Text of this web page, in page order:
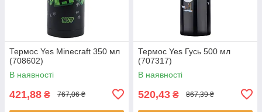
Термос Yes Minecraft 350 мл
(708602)
В наявності
421,88 ₴ 767,06 ₴
Термос Yes Гусь 500 мл
(707317)
В наявності
520,43 ₴ 867,39 ₴